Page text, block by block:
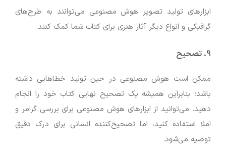
ابزارهای تولید تصویر هوش مصنوعی می‌توانند به طرح‌های
گرافیکی و انواع دیگر آثار هنری برای کتاب شما کمک کنند.
9. تصحیح
ممکن است هوش مصنوعی در حین تولید خطاهایی داشته
باشد؛ بنابراین همیشه یک تصحیح نهایی کتاب خود را انجام
دهید. می‌توانید از ابزارهای هوش مصنوعی برای بررسی گرامر و
املا استفاده کنید، اما تصحیح‌کننده انسانی برای درک دقیق
توصیه می‌شود.